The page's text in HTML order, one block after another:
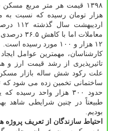
معاملات
۱۲ هزار و ۱۰۰ مورد رسیده است.
كارشناسان، مهمترین عوامل
تاثیرپذیری از رشد قیمت ارز
علت ركود شش ساله بازار مسكن
حدود ۳۰۰ هزار واحد
طبیعتاً در چنین شرایطی شاهد
بودیم.
احتیاط سازندگان از تعریف پروژه